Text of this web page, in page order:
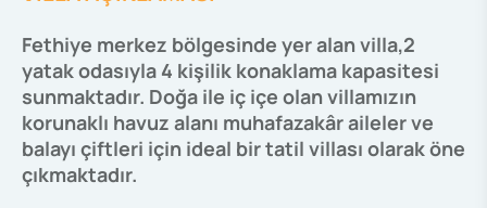
Fethiye merkez bölgesinde yer alan villa,2
yatak odasıyla 4 kişilik konaklama kapasitesi
sunmaktadır. Doğa ile iç içe olan villamızın
korunaklı havuz alanı muhafazakâr aileler ve
balayı çiftleri için ideal bir tatil villası olarak öne
çıkmaktadır.